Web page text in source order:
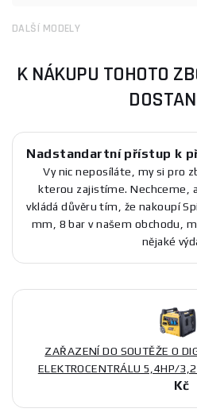
DALŠÍ MODELY
K NÁKUPU TOHOTO
Nadstandartní přístup k
Vy nic neposíláte, my si pro
kterou zajistíme. Nechceme,
vkládá důvěru tím, že nakoupí
mm, 8 bar v našem obchodu,
nějaké
ZAŘAZENÍ DO SOUTĚŽE O
ELEKTROCENTRÁLU 5,4HP/
Kč